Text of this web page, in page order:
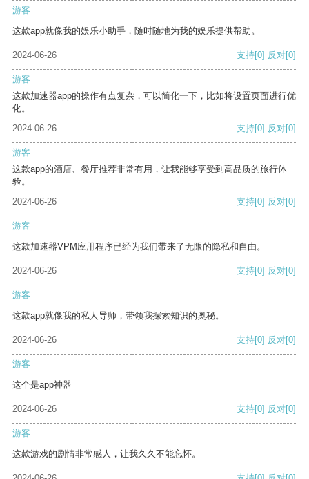
游客
这款app就像我的娱乐小助手，随时随地为我的娱乐提供帮助。
2024-06-26 支持[0] 反对[0]
游客
这款加速器app的操作有点复杂，可以简化一下，比如将设置页面进行优
化。
2024-06-26
支持[0] 反对[0]
游客
这款app的酒店、餐厅推荐非常有用，让我能够享受到高品质的旅行体
验。
2024-06-26
支持[0] 反对[0]
游客
这款加速器VPM应用程序已经为我们带来了无限的隐私和自由。
2024-06-26 支持[0] 反对[0]
游客
这款app就像我的私人导师，带领我探索知识的奥秘。
2024-06-26 支持[0] 反对[0]
游客
这个是app神器
2024-06-26 支持[0] 反对[0]
游客
这款游戏的剧情非常感人，让我久久不能忘怀。